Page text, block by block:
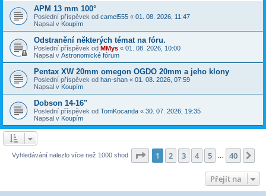
APM 13 mm 100°
Poslední příspěvek od camel555 « 01. 08. 2026, 11:47
Napsal v Koupím
Odstranění některých témat na fóru.
Poslední příspěvek od MMys « 01. 08. 2026, 10:00
Napsal v Astronomické fórum
Pentax XW 20mm omegon OGDO 20mm a jeho klony
Poslední příspěvek od han-shan « 01. 08. 2026, 07:59
Napsal v Koupím
Dobson 14-16"
Poslední příspěvek od TomKocanda « 30. 07. 2026, 19:35
Napsal v Koupím
Vyhledávání nalezlo více než 1000 shod Stránka z 40
1 2 3 4 5 40
Přejít na